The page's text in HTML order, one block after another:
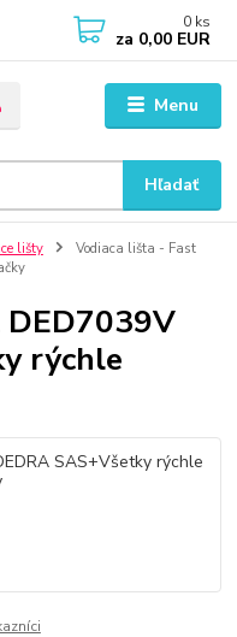
Menu
Hľadať
0 ks
za 0,00 EUR
lišty
Vodiaca lišta - Fast
rýchle